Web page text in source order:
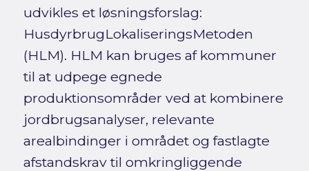
udvikles et løsningsforslag:
HusdyrbrugLokaliseringsMetoden
(HLM). HLM kan bruges af kommuner
til at udpege egnede
produktionsområder ved at kombinere
jordbrugsanalyser, relevante
arealbindinger i området og fastlagte
afstandskrav til omkringliggende